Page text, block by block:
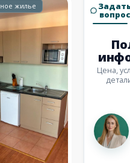
жилье
вопрос
Цена,